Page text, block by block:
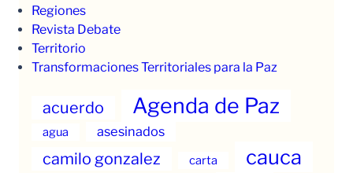
Regiones
Revista Debate
Territorio
Transformaciones Territoriales para la Paz
acuerdo Agenda de Paz
agua asesinados
camilo gonzalez carta cauca